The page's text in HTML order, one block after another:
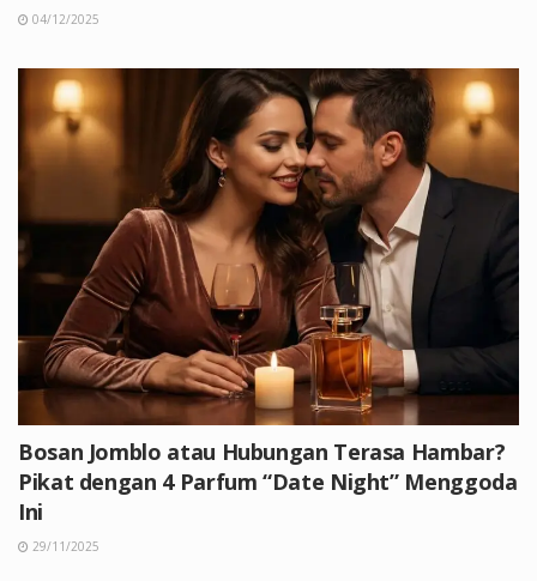
04/12/2025
Bosan Jomblo atau Hubungan Terasa Hambar?
Pikat dengan 4 Parfum “Date Night” Menggoda
Ini
29/11/2025